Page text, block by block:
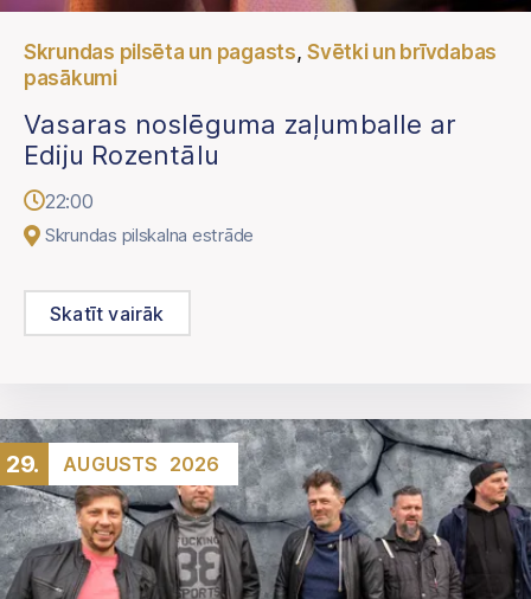
Skrundas pilsēta un pagasts,Svētki un brīvdabas
pasākumi
Vasaras noslēguma zaļumballe ar
Ediju Rozentālu
22:00
Skrundas pilskalna estrāde
Skatīt vairāk
29. AUGUSTS 2026